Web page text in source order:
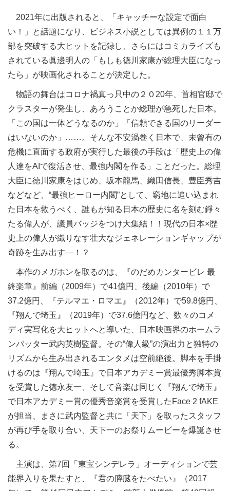
2021年に出版されると、「キャッチーな設定で面白
い！」と話題になり、ビジネス小説としては異例の１１万
部を突破する大ヒットを記録し、さらにはコミカライズも
されている眞邊明人の「もしも徳川家康が総理大臣になっ
たら」が映画化されることが決定した。
物語の舞台はコロナ禍真っ只中の２０20年、首相官邸で
クラスターが発生し、あろうことか総理が急死した日本。
「この国は一体どうなるのか」「信頼できる国のリーダー
はいないのか」……。そんな不安渦巻く日本で、未曾有の
危機に直面する政府が実行した最後の手段は「歴史上の偉
人達をAIで復活させ、最強内閣を作る」ことだった。総理
大臣に徳川家康をはじめ、坂本龍馬、織田信長、豊臣秀吉
などなど、“最強ヒーロー内閣”として、窮地に追い込まれ
た日本を救うべく、誰もが知る日本の歴史に名を刻む錚々
たる偉人が、議員バッジをつけ大集結！！現代の日本×歴
史上の偉人が織りなす壮大なジェネレーションギャップが
奇跡を生み出す―！？
本作のメガホンを取るのは、『のだめカンタービレ 最
終楽章』前編（2009年）で41億円、後編（2010年）で
37.2億円、『テルマエ・ロマエ』（2012年）で59.8億円、
『翔んで埼玉』（2019年）で37.6億円など、数々のコメ
ディ実写化を大ヒットへと導いた、日本映画界のホームラ
ンバッター武内英樹監督。その“偉人級”の演出力と独特の
リズムから生み出されるエンタメは空前絶後。脚本を手掛
けるのは『翔んで埼玉』で日本アカデミー賞最優秀脚本賞
を受賞した徳永友一、そして音楽は同じく『翔んで埼玉』
で日本アカデミー賞の優秀音楽賞を受賞したFace 2 fAKE
が担当、まさに武内監督と共に「天下」を取ったスタッフ
が再び手を取り合い、天下一のお祭りムービーを爆誕させ
る。
主演は、第7回「東宝シンデレラ」オーディションで芸
能界入りを果たすと、『君の膵臓をたべたい』（2017